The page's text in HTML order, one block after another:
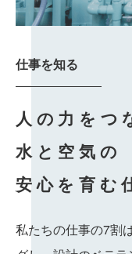
仕事を知る
人の力をつ
水と空気の
安心を育む
私たちの仕事の7割